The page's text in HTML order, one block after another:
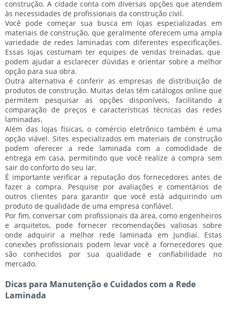
construção. A cidade conta com diversas opções que atendem
às necessidades de profissionais da construção civil.
Você pode começar sua busca em lojas especializadas em
materiais de construção, que geralmente oferecem uma ampla
variedade de redes laminadas com diferentes especificações.
Essas lojas costumam ter equipes de vendas treinadas, que
podem ajudar a esclarecer dúvidas e orientar sobre a melhor
opção para sua obra.
Outra alternativa é conferir as empresas de distribuição de
produtos de construção. Muitas delas têm catálogos online que
permitem pesquisar as opções disponíveis, facilitando a
comparação de preços e características técnicas das redes
laminadas.
Além das lojas físicas, o comércio eletrônico também é uma
opção viável. Sites especializados em materiais de construção
podem oferecer a rede laminada com a comodidade de
entrega em casa, permitindo que você realize a compra sem
sair do conforto do seu lar.
É importante verificar a reputação dos fornecedores antes de
fazer a compra. Pesquise por avaliações e comentários de
outros clientes para garantir que você está adquirindo um
produto de qualidade de uma empresa confiável.
Por fim, conversar com profissionais da área, como engenheiros
e arquitetos, pode fornecer recomendações valiosas sobre
onde adquirir a melhor rede laminada em Jundiaí. Estas
conexões profissionais podem levar você a fornecedores que
são conhecidos por sua qualidade e confiabilidade no
mercado.
Dicas para Manutenção e Cuidados com a Rede
Laminada